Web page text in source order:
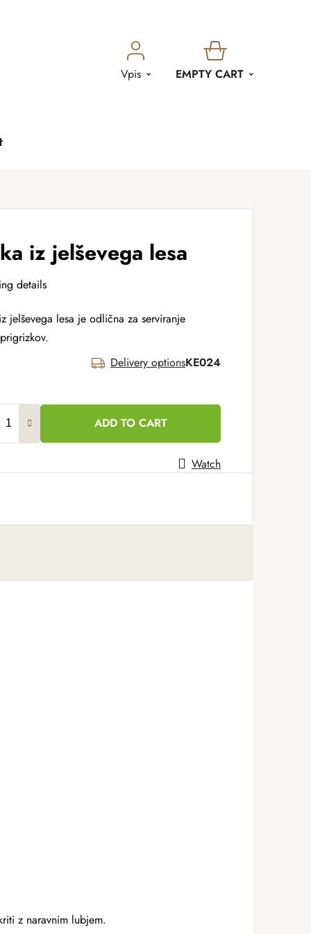
Vpis
SHOPPING
EMPTY CART
iz jelševega lesa
details
jelševega lesa je odlična za serviranje
Delivery optionsKE024
ADD TO CART
Watch
z naravnim lubjem.